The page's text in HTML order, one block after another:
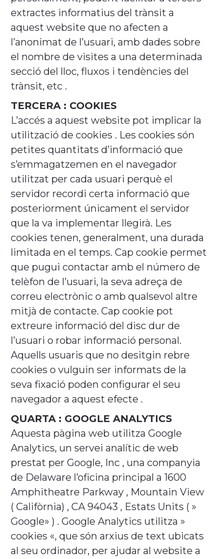
extractes informatius del trànsit a
aquest website que no afecten a
l’anonimat de l’usuari, amb dades sobre
el nombre de visites a una determinada
secció del lloc, fluxos i tendències del
trànsit, etc .
TERCERA : COOKIES
L’accés a aquest website pot implicar la
utilització de cookies . Les cookies són
petites quantitats d’informació que
s’emmagatzemen en el navegador
utilitzat per cada usuari perquè el
servidor recordi certa informació que
posteriorment únicament el servidor
que la va implementar llegirà. Les
cookies tenen, generalment, una durada
limitada en el temps. Cap cookie permet
que pugui contactar amb el número de
telèfon de l’usuari, la seva adreça de
correu electrònic o amb qualsevol altre
mitjà de contacte. Cap cookie pot
extreure informació del disc dur de
l’usuari o robar informació personal.
Aquells usuaris que no desitgin rebre
cookies o vulguin ser informats de la
seva fixació poden configurar el seu
navegador a aquest efecte .
QUARTA : GOOGLE ANALYTICS
Aquesta pàgina web utilitza Google
Analytics, un servei analític de web
prestat per Google, Inc , una companyia
de Delaware l’oficina principal a 1600
Amphitheatre Parkway , Mountain View
( Califòrnia) , CA 94043 , Estats Units ( »
Google» ) . Google Analytics utilitza »
cookies «, que són arxius de text ubicats
al seu ordinador, per ajudar al website a